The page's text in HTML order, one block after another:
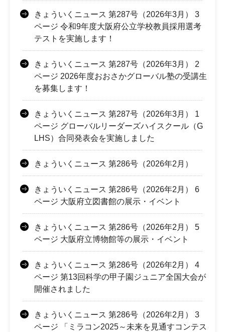
きょういくニュース 第287号（2026年3月） 3
ページ 令和9年度大阪府公立学校教員採用選考
テストを実施します！
きょういくニュース 第287号（2026年3月） 2
ページ 2026年度おおさかグローバル塾の受講生
を募集します！
きょういくニュース 第287号（2026年3月） 1
ページ グローバルリーダーズハイスクール（G
LHS）合同発表会を実施しました
きょういくニュース 第286号（2026年2月）
きょういくニュース 第286号（2026年2月） 6
ページ 大阪府立図書館の展示・イベント
きょういくニュース 第286号（2026年2月） 5
ページ 大阪府立博物館等の展示・イベント
きょういくニュース 第286号（2026年2月） 4
ページ 第13回科学の甲子園ジュニア全国大会が
開催されました
きょういくニュース 第286号（2026年2月） 3
ページ 「ミラコン2025～未来を見通すコンテス